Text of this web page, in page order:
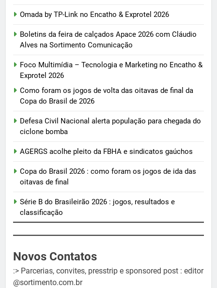
Omada by TP-Link no Encatho & Exprotel 2026
Boletins da feira de calçados Apace 2026 com Cláudio
Alves na Sortimento Comunicação
Foco Multimídia – Tecnologia e Marketing no Encatho &
Exprotel 2026
Como foram os jogos de volta das oitavas de final da
Copa do Brasil de 2026
Defesa Civil Nacional alerta população para chegada do
ciclone bomba
AGERGS acolhe pleito da FBHA e sindicatos gaúchos
Copa do Brasil 2026 : como foram os jogos de ida das
oitavas de final
Série B do Brasileirão 2026 : jogos, resultados e
classificação
Novos Contatos
:> Parcerias, convites, presstrip e sponsored post : editor
@sortimento.com.br